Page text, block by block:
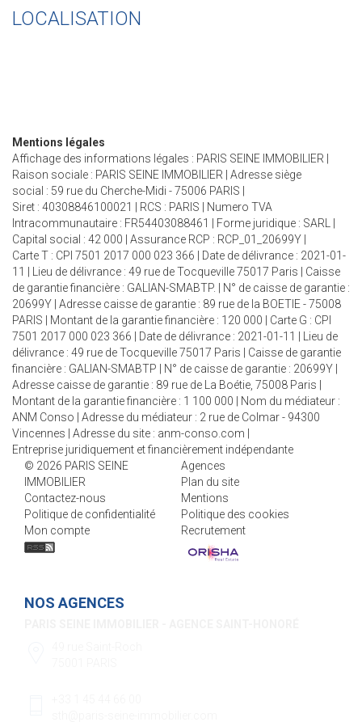
LOCALISATION
Mentions légales
Affichage des informations légales : PARIS SEINE IMMOBILIER |
Raison sociale : PARIS SEINE IMMOBILIER | Adresse siège
social : 59 rue du Cherche-Midi - 75006 PARIS |
Siret : 40308846100021 | RCS : PARIS | Numero TVA
Intracommunautaire : FR54403088461 | Forme juridique : SARL |
Capital social : 42 000 | Assurance RCP : RCP_01_20699Y |
Carte T : CPI 7501 2017 000 023 366 | Date de délivrance : 2021-01-
11 | Lieu de délivrance : 49 rue de Tocqueville 75017 Paris | Caisse
de garantie financière : GALIAN-SMABTP. | N° de caisse de garantie :
20699Y | Adresse caisse de garantie : 89 rue de la BOETIE - 75008
PARIS | Montant de la garantie financière : 120 000 | Carte G : CPI
7501 2017 000 023 366 | Date de délivrance : 2021-01-11 | Lieu de
délivrance : 49 rue de Tocqueville 75017 Paris | Caisse de garantie
financière : GALIAN-SMABTP | N° de caisse de garantie : 20699Y |
Adresse caisse de garantie : 89 rue de La Boétie, 75008 Paris |
Montant de la garantie financière : 1 100 000 | Nom du médiateur :
ANM Conso | Adresse du médiateur : 2 rue de Colmar - 94300
Vincennes | Adresse du site : anm-conso.com
Entreprise juridiquement et financièrement indépendante
© 2026 PARIS SEINE
IMMOBILIER
Agences
Plan du site
Contactez-nous
Mentions
Politique de confidentialité
Politique des cookies
Mon compte
Recrutement
NOS AGENCES